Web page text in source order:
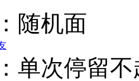
随机面
单次停留